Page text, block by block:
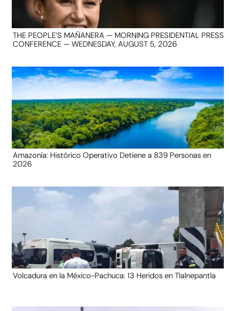
THE PEOPLE’S MAÑANERA — MORNING PRESIDENTIAL PRESS
CONFERENCE — WEDNESDAY, AUGUST 5, 2026
Amazonía: Histórico Operativo Detiene a 839 Personas en
2026
Volcadura en la México-Pachuca: 13 Heridos en Tlalnepantla